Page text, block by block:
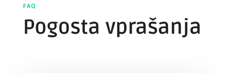
FAQ
Pogosta vprašanja